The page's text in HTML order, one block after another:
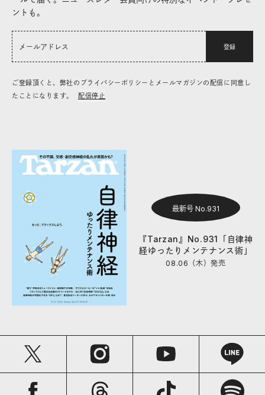
ントも。
登録
ご登録頂くと、弊社のプライバシーポリシーとメールマガジンの配信に同意し
たことになります。
配信停止
最新号 No.931
『Tarzan』No.931「自律神
経ゆったりメンテナンス術」
08.06（木）発売